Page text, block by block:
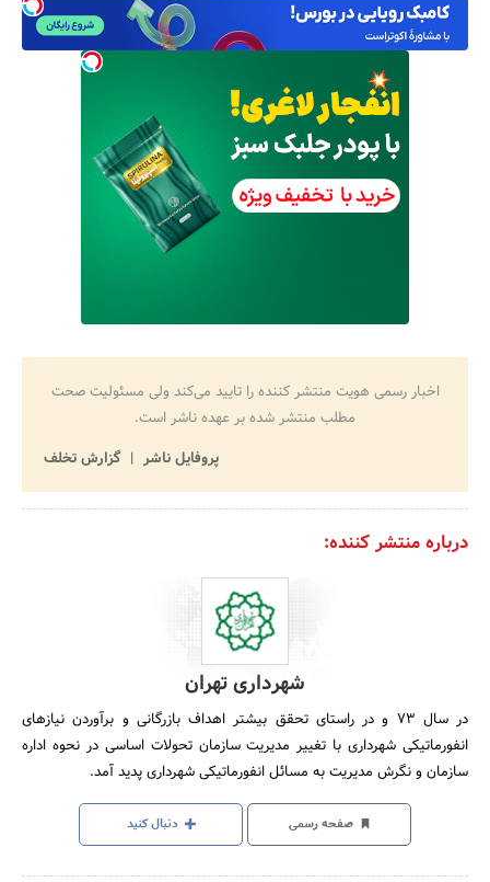
اخبار رسمی هویت منتشر کننده را تایید می‌کند ولی مسئولیت صحت
مطلب منتشر شده بر عهده ناشر است.
پروفایل ناشر
گزارش تخلف
درباره منتشر کننده:
شهرداری تهران
در سال‌ 73 و در راستای‌ تحقق‌ بیشتر اهداف‌ بازرگانی‌ و برآوردن‌ نیازهای‌
انفورماتیکی‌ شهرداری‌ با تغییر مدیریت‌ سازمان‌ تحولات‌ اساسی‌ در نحوه‌ اداره‌
سازمان‌ و نگرش‌ مدیریت‌ به‌ مسائل‌ انفورماتیکی‌ شهرداری‌ پدید آمد.
صفحه رسمی دنبال کنید